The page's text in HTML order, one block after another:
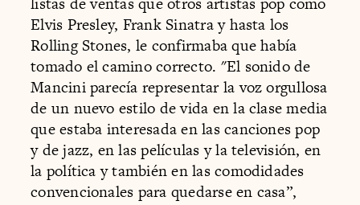
Elvis Presley, Frank Sinatra y hasta los
Rolling Stones, le confirmaba que había
tomado el camino correcto. "El sonido de
Mancini parecía representar la voz orgullosa
de un nuevo estilo de vida en la clase media
que estaba interesada en las canciones pop
y de jazz, en las películas y la televisión, en
la política y también en las comodidades
convencionales para quedarse en casa”,